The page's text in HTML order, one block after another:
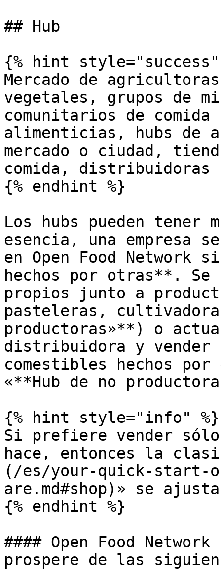
## Hub
{% hint style="success"
Mercado de
vegetales, grupos de
comunitarios de
alimenticias, hubs de
mercado o ciudad,
comida,
{% endhint %}
Los hubs pueden tener
esencia, una empresa
en Open Food Network
hechos por otras**. Se
propios junto a
pasteleras,
productoras»**) o
distribuidora y vender
comestibles hechos
«**Hub de no
{% hint style="info" %}
Si prefiere vender
hace, entonces la
(/es/your-quick-start-
are.md#shop)» se
{% endhint %}
#### Open Food
prospere de las